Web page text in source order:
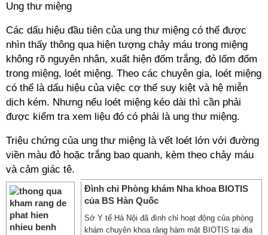
Ung thư miệng
Các dấu hiệu đầu tiên của ung thư miệng có thể được
nhìn thấy thông qua hiện tượng chảy máu trong miệng
không rõ nguyên nhân, xuất hiện đốm trắng, đỏ lốm đốm
trong miệng, loét miệng. Theo các chuyên gia, loét miệng
có thể là dấu hiệu của việc cơ thể suy kiệt và hệ miễn
dịch kém. Nhưng nếu loét miệng kéo dài thì cần phải
được kiểm tra xem liệu đó có phải là ung thư miệng.
Triệu chứng của ung thư miệng là vết loét lớn với đường
viền màu đỏ hoặc trắng bao quanh, kèm theo chảy máu
và cảm giác tê.
Đình chỉ Phòng khám Nha khoa BIOTIS
của BS Hàn Quốc
Sở Y tế Hà Nội đã đình chỉ hoạt động của phòng
khám chuyên khoa răng hàm mặt BIOTIS tại địa